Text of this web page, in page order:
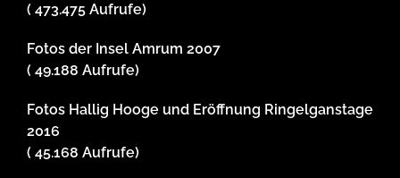
( 473.475 Aufrufe)
Fotos der Insel Amrum 2007
( 49.188 Aufrufe)
Fotos Hallig Hooge und Eröffnung Ringelganstage
2016
( 45.168 Aufrufe)